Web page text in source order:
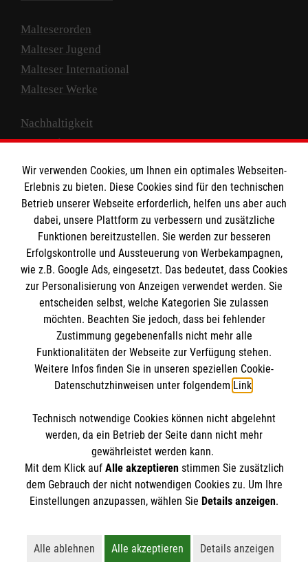
Malteserorden
Malteser Jugend
Malteser International
Malteser Werke
Nachhaltigkeit
Prävention
Compliance
Transparenz
Spenden und Helfen
Spendenkonto
Empfänger: Malteser Hilfsdienst e.V.
IBAN: DE10 3706 0120 1201 2000 12
BIC: GENODED 1PA7
Newsletter abonnieren
Cookies verwalten Impressum | Datenschutz
Wir verwenden Cookies, um Ihnen ein optimales Webseiten-
Erlebnis zu bieten. Diese Cookies sind für den technischen
Betrieb unserer Webseite erforderlich, helfen uns aber auch
dabei, unsere Plattform zu verbessern und zusätzliche
Funktionen bereitzustellen. Sie werden zur besseren
Erfolgskontrolle und Aussteuerung von Werbekampagnen,
wie z.B. Google Ads, eingesetzt. Das bedeutet, dass Cookies
zur Personalisierung von Anzeigen verwendet werden. Sie
entscheiden selbst, welche Kategorien Sie zulassen
möchten. Beachten Sie jedoch, dass bei fehlender
Zustimmung gegebenenfalls nicht mehr alle
Funktionalitäten der Webseite zur Verfügung stehen.
Weitere Infos finden Sie in unseren speziellen Cookie-
Datenschutzhinweisen unter folgendem Link.
Technisch notwendige Cookies können nicht abgelehnt
werden, da ein Betrieb der Seite dann nicht mehr
gewährleistet werden kann.
Mit dem Klick auf Alle akzeptierenstimmen Sie zusätzlich
dem Gebrauch der nicht notwendigen Cookies zu. Um Ihre
Einstellungen anzupassen, wählen Sie Details anzeigen.
Alle ablehnen
Lehnt alle nicht-essentiellen Cookies ab
Alle akzeptieren
Akzeptiert alle Cookies
Details anzeigen